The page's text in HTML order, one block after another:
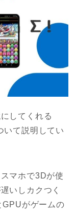
してくれる
いて説明してい
マホで3Dが使
いしカクつく
がゲームの